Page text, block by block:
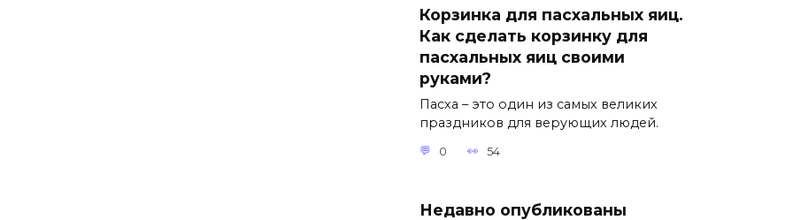
Корзинка для пасхальных яиц.
Как сделать корзинку для
пасхальных яиц своими
руками?
Пасха – это один из самых великих
праздников для верующих людей.
0 54
Недавно опубликованы